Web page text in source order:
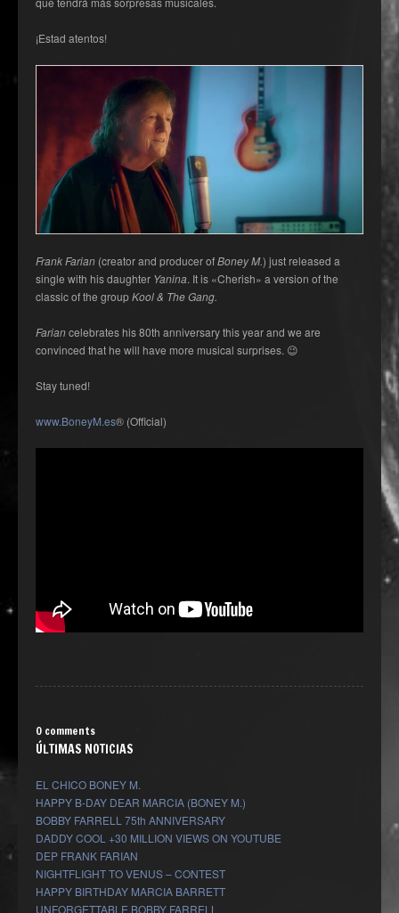
¡Estad atentos!
Frank Farian (creator and producer ofBoney M.) just released a
single with his daughter Yanina. It is «Cherish» a version of the
classic of the groupKool & The Gang.
Fariancelebrates his 80th anniversary this year and we are
convinced that he will have more musical surprises. 😉
Stay tuned!
www.BoneyM.es® (Official)
0 comments
ÚLTIMAS NOTICIAS
EL CHICO BONEY M.
HAPPY B-DAY DEAR MARCIA (BONEY M.)
BOBBY FARRELL 75th ANNIVERSARY
DADDY COOL +30 MILLION VIEWS ON YOUTUBE
DEP FRANK FARIAN
NIGHTFLIGHT TO VENUS – CONTEST
HAPPY BIRTHDAY MARCIA BARRETT
UNFORGETTABLE BOBBY FARRELL